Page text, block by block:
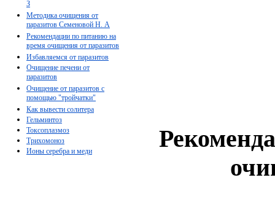
З
Методика очищения от
паразитов Семеновой Н. А
Рекомендации по питанию на
время очищения от паразитов
Избавляемся от паразитов
Очищение печени от
паразитов
Очищение от паразитов с
помощью "тройчатки"
Как вывести солитера
Гельминтоз
Токсоплазмоз
Трихомоноз
Ионы серебра и меди